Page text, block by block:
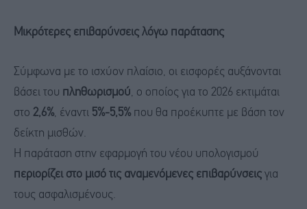
Μικρότερες επιβαρύνσεις λόγω παράτασης
Σύμφωνα με το ισχύον πλαίσιο, οι εισφορές αυξάνονται
βάσει του πληθωρισμού, ο οποίος για το 2026 εκτιμάται
στο 2,6%, έναντι 5%-5,5% που θα προέκυπτε με βάση τον
δείκτη μισθών.
Η παράταση στην εφαρμογή του νέου υπολογισμού
περιορίζει στο μισό τις αναμενόμενες επιβαρύνσεις για
τους ασφαλισμένους.